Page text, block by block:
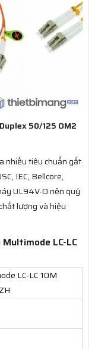
50/125 OM2
nhiều tiêu chuẩn gắt
IEC, Bellcore,
UL94V-O nên quý
lượng và hiệu
LC-LC
LC-LC 10M